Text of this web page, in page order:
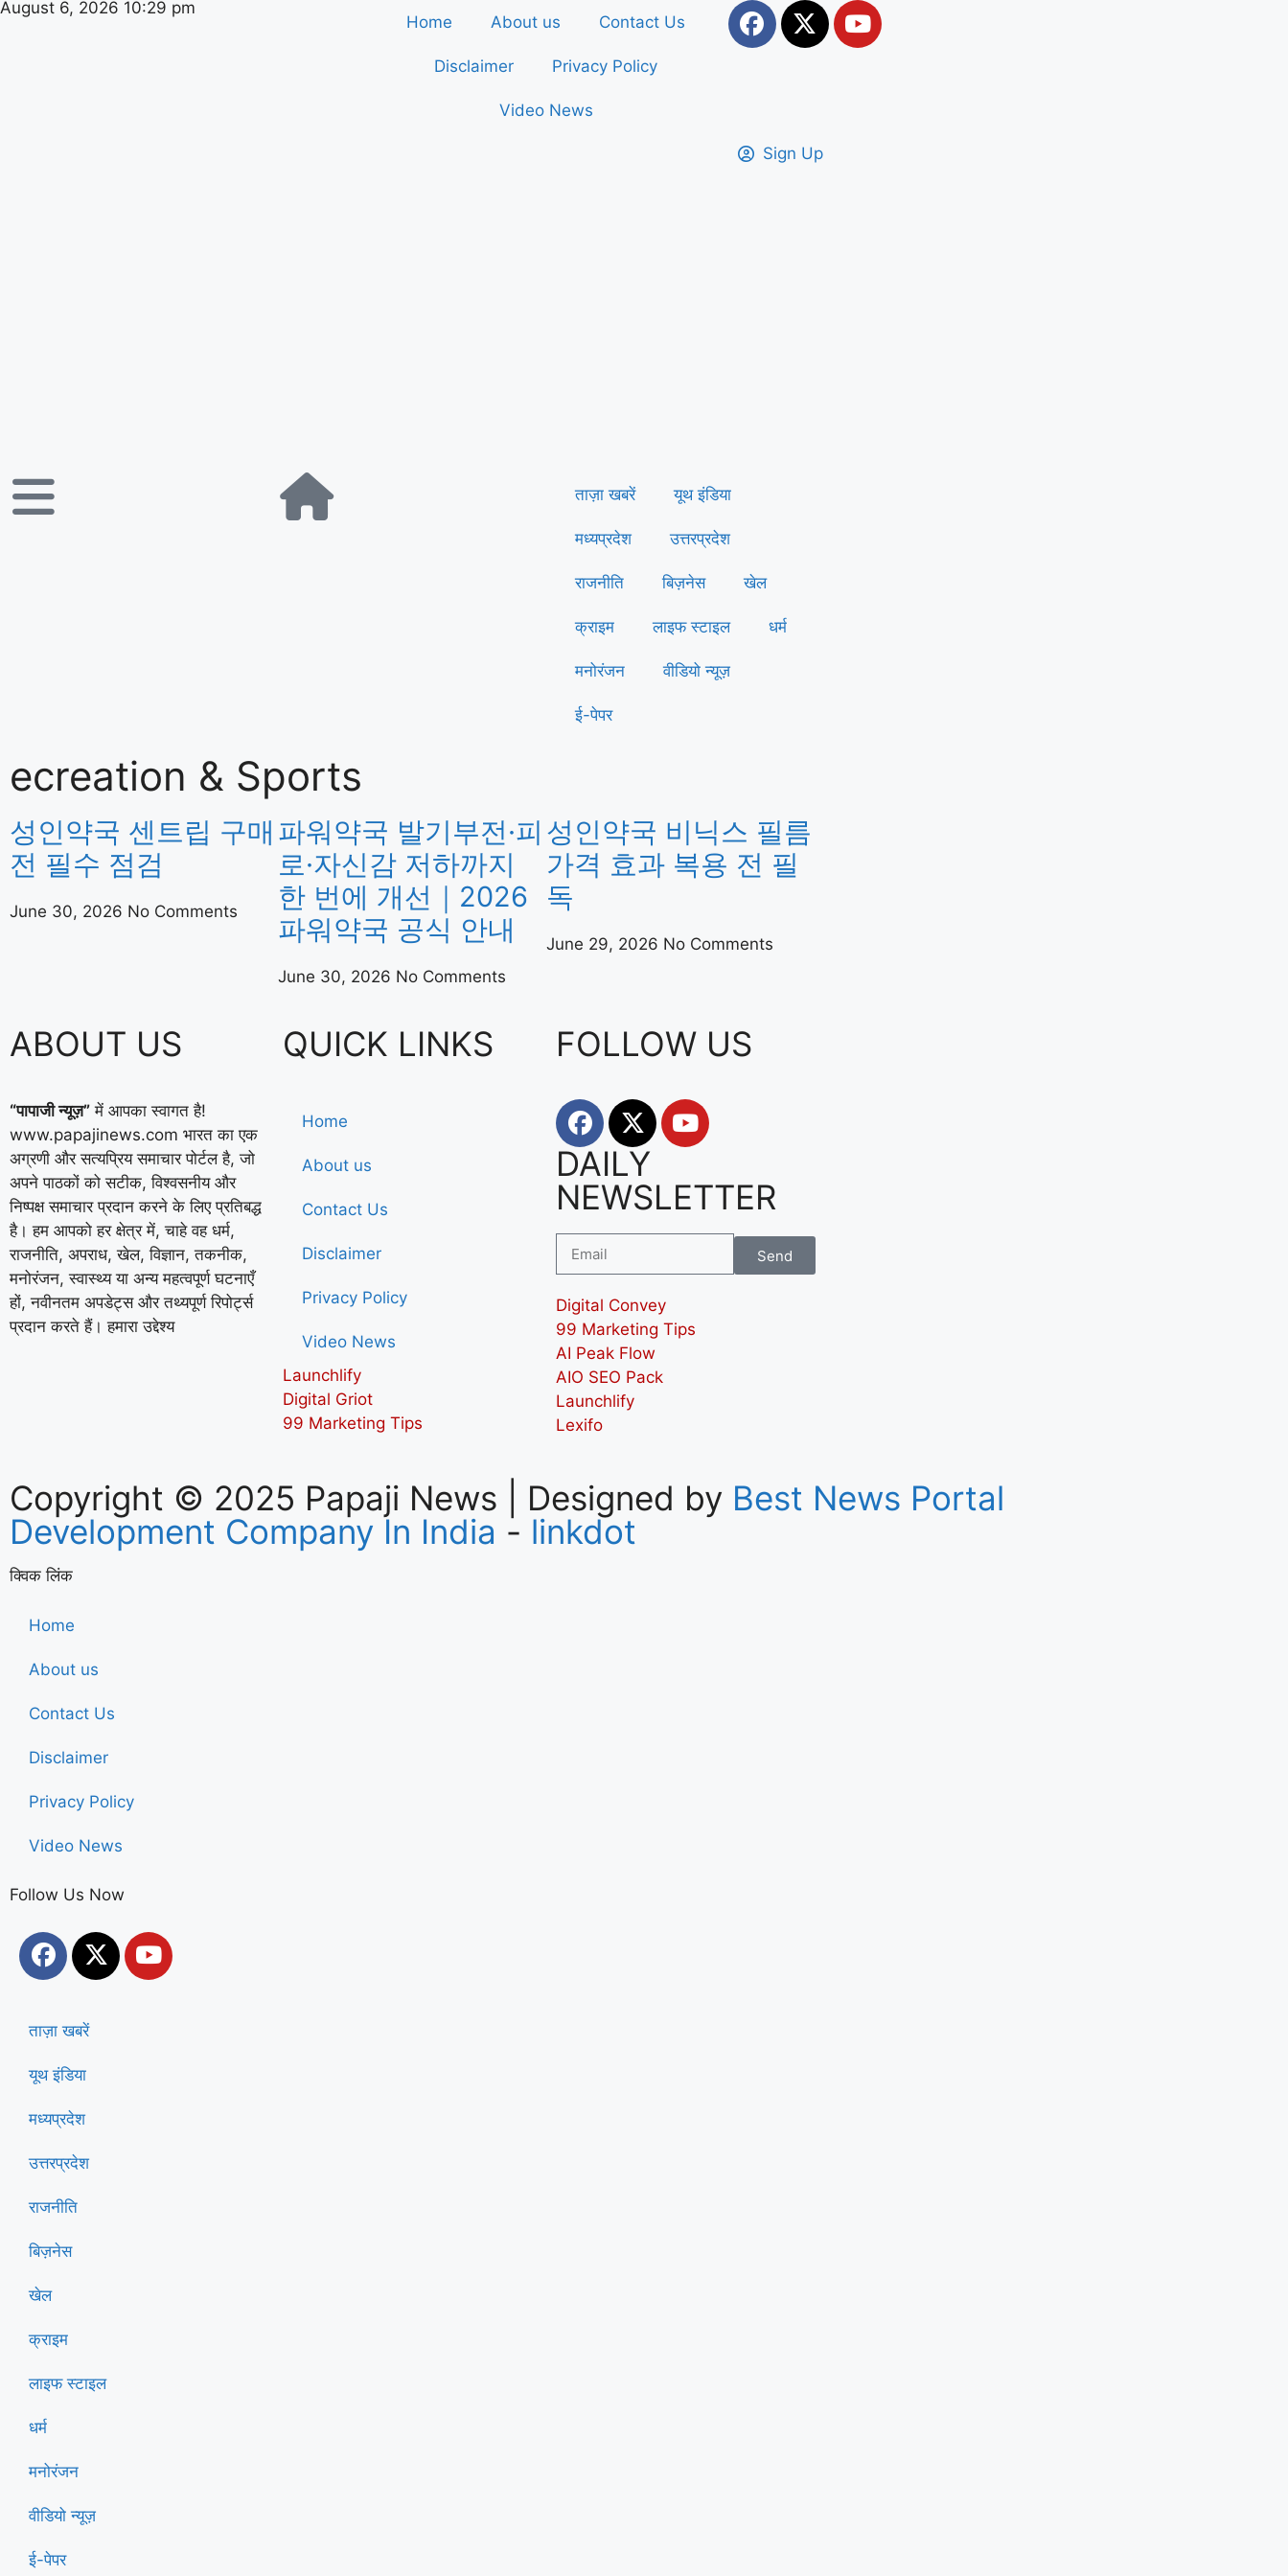
August 6, 2026 10:29 pm
Home About us Contact Us
Disclaimer Privacy Policy
Video News
Sign Up
ताज़ा खबरें यूथ इंडिया
मध्यप्रदेश उत्तरप्रदेश
राजनीति बिज़नेस खेल
क्राइम लाइफ स्टाइल धर्म
मनोरंजन वीडियो न्यूज़
ई-पेपर
ecreation & Sports
성인약국 센트립 구매
전 필수 점검
June 30, 2026 No Comments
파워약국 발기부전·피
로·자신감 저하까지
한 번에 개선｜2026
파워약국 공식 안내
June 30, 2026 No Comments
성인약국 비닉스 필름
가격 효과 복용 전 필
독
June 29, 2026 No Comments
ABOUT US
“पापाजी न्यूज़” में आपका स्वागत है!
www.papajinews.com भारत का एक
अग्रणी और सत्यप्रिय समाचार पोर्टल है, जो
अपने पाठकों को सटीक, विश्वसनीय और
निष्पक्ष समाचार प्रदान करने के लिए प्रतिबद्ध
है। हम आपको हर क्षेत्र में, चाहे वह धर्म,
राजनीति, अपराध, खेल, विज्ञान, तकनीक,
मनोरंजन, स्वास्थ्य या अन्य महत्वपूर्ण घटनाएँ
हों, नवीनतम अपडेट्स और तथ्यपूर्ण रिपोर्ट्स
प्रदान करते हैं। हमारा उद्देश्य
QUICK LINKS
Home
About us
Contact Us
Disclaimer
Privacy Policy
Video News
Launchlify
Digital Griot
99 Marketing Tips
FOLLOW US
DAILY
NEWSLETTER
Send
Digital Convey
99 Marketing Tips
AI Peak Flow
AIO SEO Pack
Launchlify
Lexifo
Copyright © 2025 Papaji News | Designed by Best News Portal
Development Company In India - linkdot
क्विक लिंक
Home
About us
Contact Us
Disclaimer
Privacy Policy
Video News
Follow Us Now
ताज़ा खबरें
यूथ इंडिया
मध्यप्रदेश
उत्तरप्रदेश
राजनीति
बिज़नेस
खेल
क्राइम
लाइफ स्टाइल
धर्म
मनोरंजन
वीडियो न्यूज़
ई-पेपर